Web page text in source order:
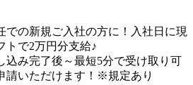
での新規ご入社の方に！入社日に現
トで2万円分支給♪
込み完了後～最短5分で受け取り可
請いただけます！※規定あり